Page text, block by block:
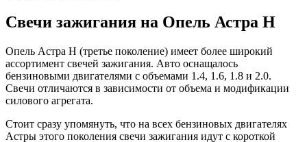
Свечи зажигания на Опель Астра H
Опель Астра H (третье поколение) имеет более широкий
ассортимент свечей зажигания. Авто оснащалось
бензиновыми двигателями с объемами 1.4, 1.6, 1.8 и 2.0.
Свечи отличаются в зависимости от объема и модификации
силового агрегата.
Стоит сразу упомянуть, что на всех бензиновых двигателях
Астры этого поколения свечи зажигания идут с короткой